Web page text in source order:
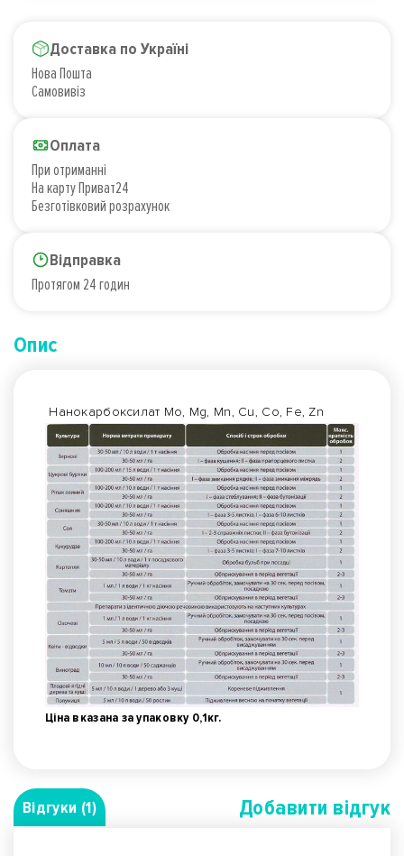
Доставка по Україні
Нова Пошта
Самовивіз
Оплата
При отриманні
На карту Приват24
Безготівковий розрахунок
Відправка
Протягом 24 годин
Опис
Нанокарбоксилат Mo, Mg, Mn, Cu, Co, Fe, Zn
Ціна вказана за упаковку 0,1кг.
Відгуки (1) Добавити вiдгук